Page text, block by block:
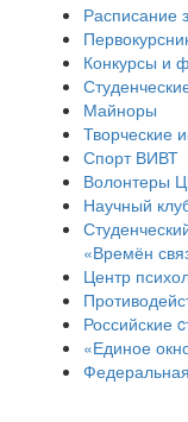
Расписание
Конкурсы и
Майноры
Творческие
Спорт ВИВТ
Волонтеры
Научный
«Времён
Центр
Российские
«Единое